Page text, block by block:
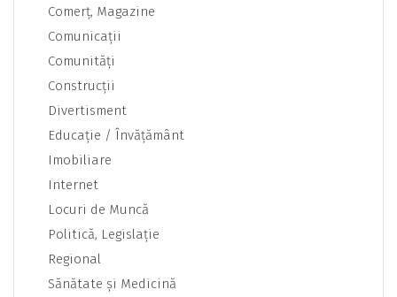
Comerţ, Magazine
Comunicaţii
Comunităţi
Construcţii
Divertisment
Educaţie / Învăţământ
Imobiliare
Internet
Locuri de Muncă
Politică, Legislaţie
Regional
Sănătate şi Medicină